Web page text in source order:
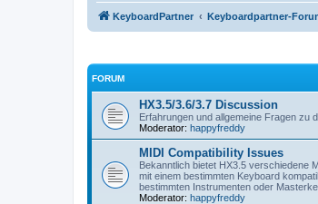
KeyboardPartner Keyboardpartner-
FORUM
HX3.5/3.6/3.7 Discussion
Erfahrungen und allgemeine Fragen zu
Moderator: happyfreddy
MIDI Compatibility Issues
Bekanntlich bietet HX3.5 verschiedene
mit einem bestimmten Keyboard
bestimmten Instrumenten oder
Moderator: happyfreddy